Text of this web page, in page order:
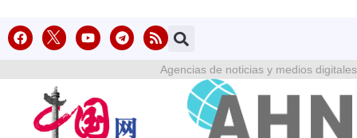
Agencias de noticias y medios digitales